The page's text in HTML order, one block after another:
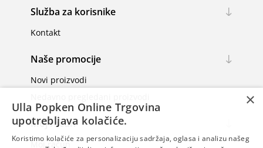
Služba za korisnike
Kontakt
Naše promocije
Novi proizvodi
Moj račun
Moj račun
×
Ulla Popken Online Trgovina
upotrebljava kolačiće.
Koristimo kolačiće za personalizaciju sadržaja, oglasa i analizu našeg